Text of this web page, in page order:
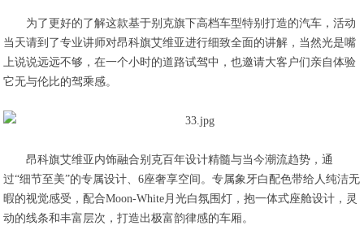
为了更好的了解这款基于别克旗下高档车型特别打造的汽车，活动
当天请到了专业讲师对昂科旗艾维亚进行细致全面的讲解，当然光是嘴
上说说远远不够，在一个小时的道路试驾中，也邀请大客户们亲自体验
它无与伦比的驾乘感。
昂科旗艾维亚内饰融合别克百年设计精髓与当今潮流趋势，通
过“细节至美”的专属设计、6座奢享空间。专属象牙白配色带给人纯洁无
暇的视觉感受，配合Moon-White月光白氛围灯，抱一体式座舱设计，灵
动的线条和丰富层次，打造出极富韵律感的车厢。